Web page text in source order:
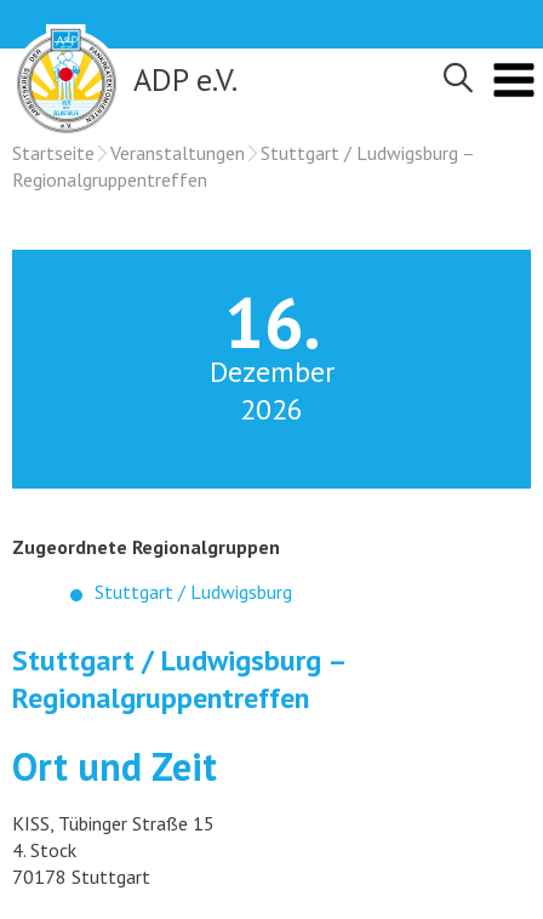
content
ADP e.V.
Startseite Veranstaltungen
Stuttgart / Ludwigsburg –
Regionalgruppentreffen
16.
Dezember
2026
Zugeordnete Regionalgruppen
Stuttgart / Ludwigsburg
Stuttgart / Ludwigsburg –
Regionalgruppentreffen
Ort und Zeit
KISS, Tübinger Straße 15
4. Stock
70178 Stuttgart